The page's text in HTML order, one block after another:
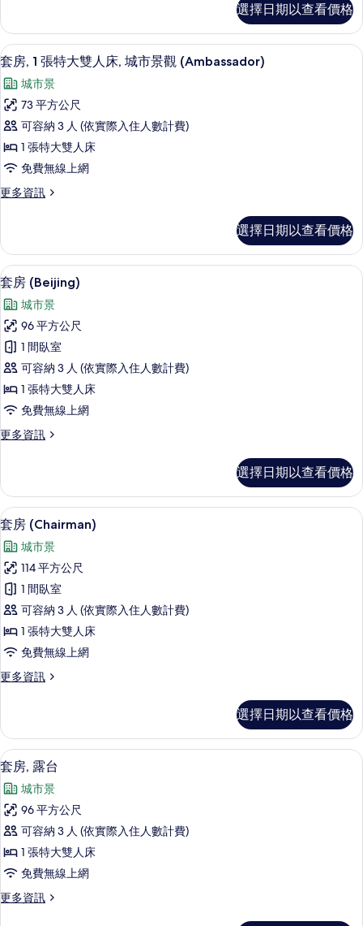
床
套
房
的
所
有
相
片
大
床
套
双
床
房
的
詳
情
選擇日期以查看價格
顯
示
套
房,
1
張
特
大
人
床,
城
市
景
觀
(Ambassador)
的
所
有
套房, 1 張特大雙人床, 城市景觀
9
套房, 1 張特大雙人床, 城市景觀 (Ambassador)
城市景
73 平方公尺
可容納 3 人 (依實際入住人數計費)
1 張特大雙人床
免費無線上網
更多資訊
更
1
張
特
雙
人
床,
城
市
景
觀
(Ambassador)
詳
選擇日期以查看價格
顯
示
套
房
(Beijing)
的
所
有
相
高級寢具、迷你吧、客房內保險箱、書
6
套房 (Beijing)
城市景
96 平方公尺
1 間臥室
可容納 3 人 (依實際入住人數計費)
1 張特大雙人床
免費無線上網
更多資訊
更
(Beijing)
的
詳
選擇日期以查看價格
顯
示
套
房
(Chairman)
的
所
有
相
套房 (Chairman) | 高級寢具、迷你吧
6
套房 (Chairman)
城市景
114 平方公尺
1 間臥室
可容納 3 人 (依實際入住人數計費)
1 張特大雙人床
免費無線上網
更多資訊
更
(Chairman)
的
詳
選擇日期以查看價格
顯
示
套
房,
露
台
的
所
40-吋平面電視、數位頻道、電視、付
7
套房, 露台
城市景
96 平方公尺
可容納 3 人 (依實際入住人數計費)
1 張特大雙人床
免費無線上網
更多資訊
更